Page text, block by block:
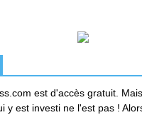
est d'accès gratuit.
y est investi ne l'est pas !